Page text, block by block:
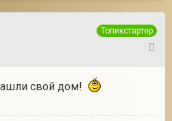
Топикстартер
свой дом!